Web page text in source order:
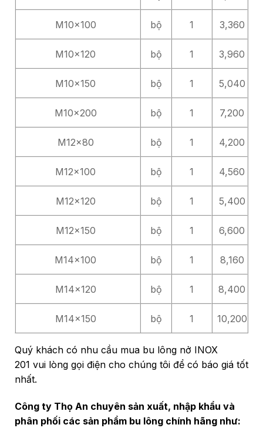
M10x100 bộ 1 3,360
M10x120 bộ 1 3,960
M10x150 bộ 1 5,040
M10x200 bộ 1 7,200
M12x80 bộ 1 4,200
M12x100 bộ 1 4,560
M12x120 bộ 1 5,400
M12x150 bộ 1 6,600
M14x100 bộ 1 8,160
M14x120 bộ 1 8,400
M14x150 bộ 1 10,200
Quý khách có nhu cầu mua bu lông nở INOX
201 vui lòng gọi điện cho chúng tôi để có báo giá tốt
nhất.
Công ty Thọ An chuyên sản xuất, nhập khẩu và
phân phối các sản phẩm bu lông chính hãng như: